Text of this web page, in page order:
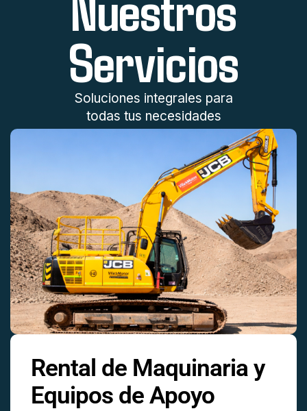
Servicios
Soluciones integrales para
todas tus necesidades
Rental de Maquinaria y
Equipos de Apoyo